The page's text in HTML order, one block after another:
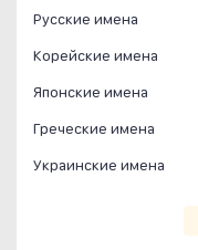
Русские имена
Корейские имена
Японские имена
Греческие имена
Украинские имена